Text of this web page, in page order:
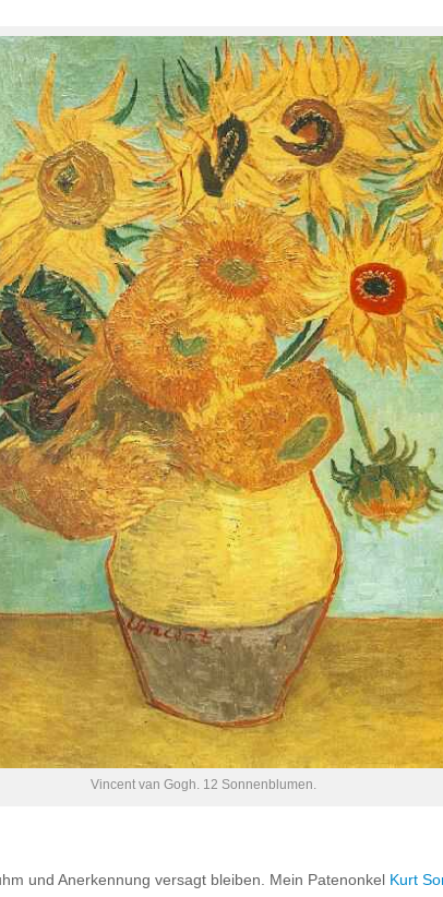
Vincent van Gogh. 12 Sonnenblumen.
und Anerkennung versagt bleiben. Mein Patenonkel Kurt